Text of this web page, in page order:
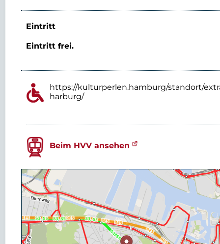
Eintritt
Eintritt frei.
https://kulturperlen.hamburg/standort/
harburg/
Beim HVV ansehen